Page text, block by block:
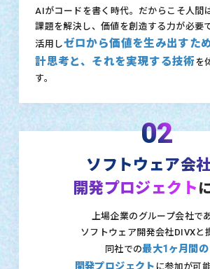
AIがコードを書く時代。だからこそ人間
課題を解決し、価値を創造する力が必要
活用しゼロから価値を生み出すた
計思考と、それを実現する技術を
す。
02
ソフトウェア会
開発プロジェクト
上場企業のグループ会社で
ソフトウェア開発会社DIVXと
同社での最大1ヶ月間の
開発プロジェクト に参加が可能